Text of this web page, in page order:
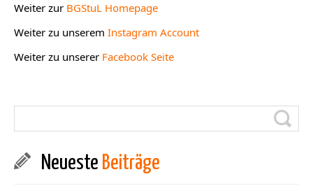
Weiter zur BGStuL Homepage
Weiter zu unserem Instagram Account
Weiter zu unserer Facebook Seite
Neueste Beiträge